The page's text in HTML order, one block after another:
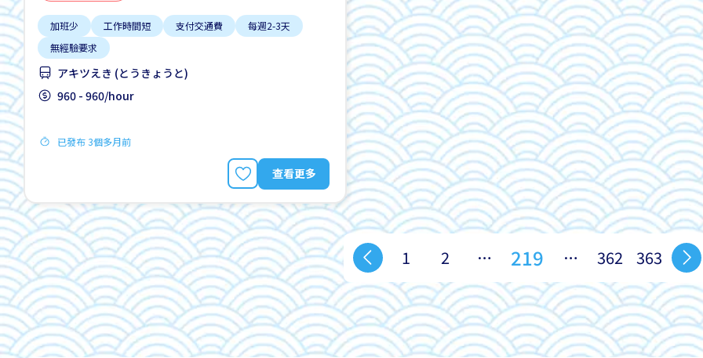
加班少 工作時間短 支付交通費
每週2-3天
無經驗要求
アキツえき (とうきょうと)
960 - 960/hour
已發布 3個多月前
查看更多
1 2 … 219 … 362 363